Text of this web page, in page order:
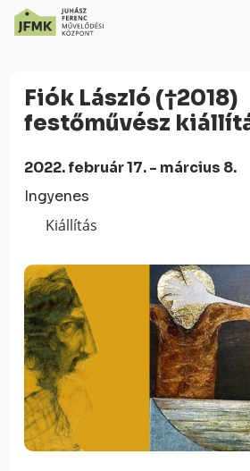
Content
navigációhoz
Fiók László (†2018)
festőművész
2022. február 17. - március 8.
Ingyenes
Kiállítás